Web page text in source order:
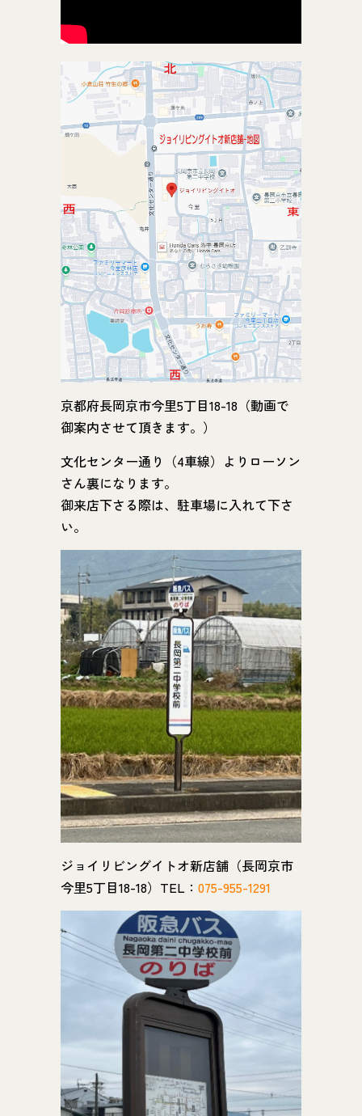
京都府長岡京市今里5丁目18-18（動画で
御案内させて頂きます。）
文化センター通り（4車線）よりローソン
さん裏になります。
御来店下さる際は、駐車場に入れて下さ
い。
ジョイリビングイトオ新店舗（長岡京市
今里5丁目18-18）TEL： 075-955-1291